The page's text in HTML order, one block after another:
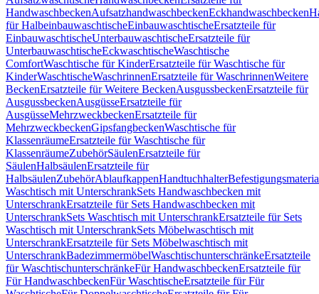
HandwaschbeckenAufsatzhandwaschbeckenEckhandwaschbecken
für HalbeinbauwaschtischeEinbauwaschtischeErsatzteile für
EinbauwaschtischeUnterbauwaschtischeErsatzteile für
UnterbauwaschtischeEckwaschtischeWaschtische
ComfortWaschtische für KinderErsatzteile für Waschtische für
KinderWaschtischeWaschrinnenErsatzteile für WaschrinnenWeitere
BeckenErsatzteile für Weitere BeckenAusgussbeckenErsatzteile für
AusgussbeckenAusgüsseErsatzteile für
AusgüsseMehrzweckbeckenErsatzteile für
MehrzweckbeckenGipsfangbeckenWaschtische für
KlassenräumeErsatzteile für Waschtische für
KlassenräumeZubehörSäulenErsatzteile für
SäulenHalbsäulenErsatzteile für
HalbsäulenZubehörAblaufkappenHandtuchhalter
Waschtisch mit UnterschrankSets Handwaschbecken mit
UnterschrankErsatzteile für Sets Handwaschbecken mit
UnterschrankSets Waschtisch mit UnterschrankErsatzteile für Sets
Waschtisch mit UnterschrankSets Möbelwaschtisch mit
UnterschrankErsatzteile für Sets Möbelwaschtisch mit
UnterschrankBadezimmermöbelWaschtischunterschränkeErsatzteile
für WaschtischunterschränkeFür HandwaschbeckenErsatzteile für
Für HandwaschbeckenFür WaschtischeErsatzteile für Für